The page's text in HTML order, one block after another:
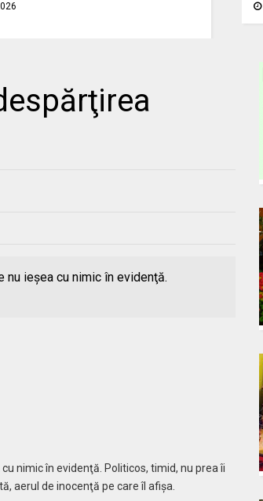
ieşea cu nimic în evidenţă.
nimic în evidenţă. Politicos, timid, nu prea îi
aerul de inocenţă pe care îl afişa.